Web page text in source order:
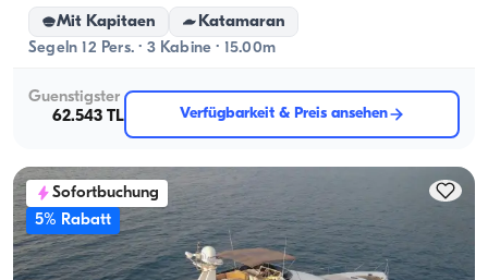
Mit Kapitaen
Katamaran
Segeln 12 Pers. · 3 Kabine · 15.00m
Guenstigster
62.543 TL
Verfügbarkeit & Preis ansehen
Sofortbuchung
5% Rabatt